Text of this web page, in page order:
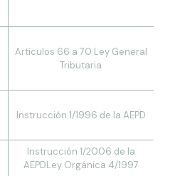
Artículos 66 a 70 Ley General
Tributaria
Instrucción 1/1996 de la AEPD
Instrucción 1/2006 de la
AEPDLey Orgánica 4/1997